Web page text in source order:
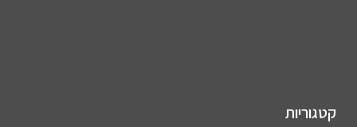
קטגוריות